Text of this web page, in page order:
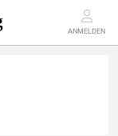
ANMELDEN